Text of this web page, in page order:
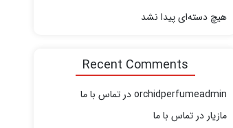
هیچ دسته‌ای پیدا نشد
Recent Comments
orchidperfumeadminدر تماس با ما
مازیار در تماس با ما